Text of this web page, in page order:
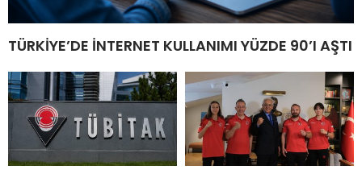
TÜRKİYE’DE İNTERNET KULLANIMI YÜZDE 90’I AŞTI